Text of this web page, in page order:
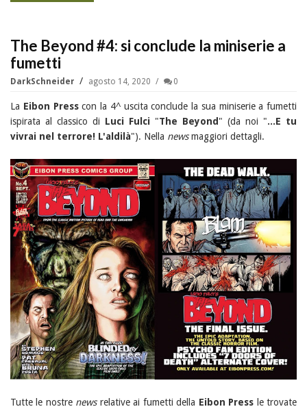
The Beyond #4: si conclude la miniserie a
fumetti
DarkSchneider agosto 14, 2020 0
La Eibon Presscon la 4^ uscita conclude la sua miniserie a fumetti
ispirata al classico di Luci Fulci "The Beyond" (da noi "...E tu
vivrai nel terrore! L'aldilà"). Nella newsmaggiori dettagli.
Tutte le nostre newsrelative ai fumetti della Eibon Press le trovate